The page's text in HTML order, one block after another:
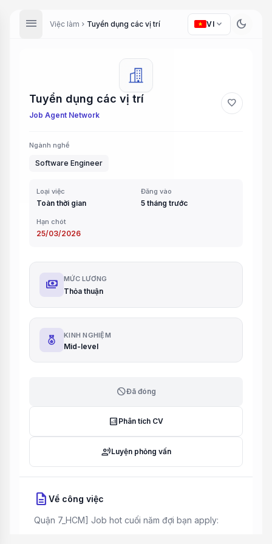
menu Việc làm chevron_right Tuyển dụng các vị trí VI expand_more dark_mode
Tuyển dụng các vị trí
Job Agent Network
favorite
Ngành nghề
Software Engineer
Loại việc
Toàn thời gian
Đăng vào
5 tháng trước
Hạn chót
25/03/2026
payments MỨC LƯƠNG
Thỏa thuận
KINH NGHIỆM
Mid-level
blockĐã đóng
analytics Phân tích CV
record_voice_overLuyện phỏng vấn
description Về công việc
Quận 7_HCM] Job hot cuối năm đợi bạn apply: